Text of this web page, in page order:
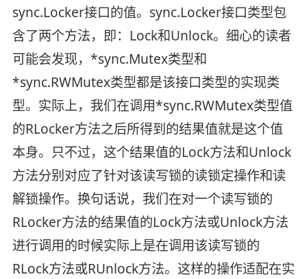
sync.Locker接口的值。sync.Locker接口类型包
含了两个方法，即：Lock和Unlock。细心的读者
可能会发现，*sync.Mutex类型和
*sync.RWMutex类型都是该接口类型的实现类
型。实际上，我们在调用*sync.RWMutex类型值
的RLocker方法之后所得到的结果值就是这个值
本身。只不过，这个结果值的Lock方法和Unlock
方法分别对应了针对该读写锁的读锁定操作和读
解锁操作。换句话说，我们在对一个读写锁的
RLocker方法的结果值的Lock方法或Unlock方法
进行调用的时候实际上是在调用该读写锁的
RLock方法或RUnlock方法。这样的操作适配在实